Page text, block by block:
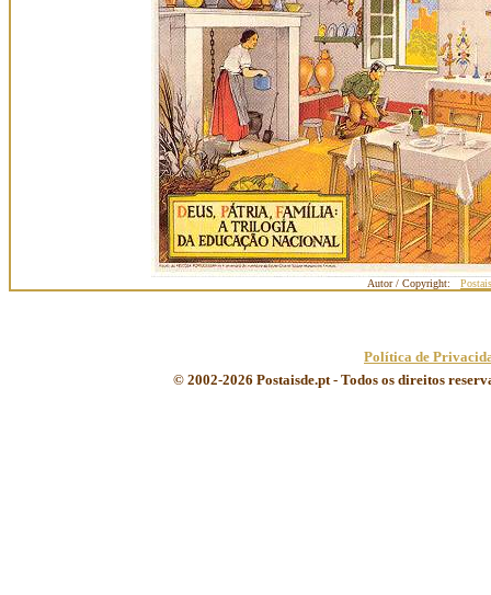
Autor / Copyright:
Política de
© 2002-2026 Postaisde.pt - Todos os direitos